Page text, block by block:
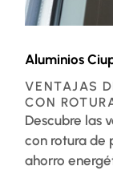
Aluminios
VENTAJAS
CON
Descubre las
con rotura de
ahorro